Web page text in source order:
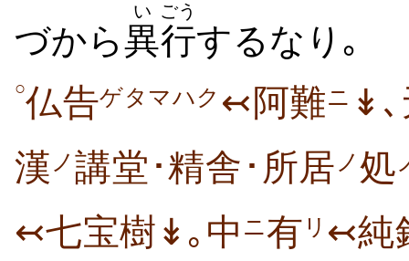
づから異
い
行
ごう
するなり｡
○仏告ゲタマハク ↢阿難ニ ↡､
漢 ノ 講堂･精舎･所居 ノ 処
↢七宝樹↡｡中 ニ有 リ ↢純